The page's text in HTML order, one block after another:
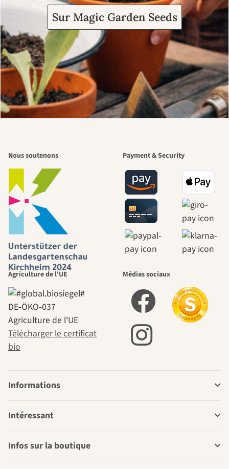
Sur Magic Garden Seeds
Nous soutenons Payment & Security
Agriculture de l'UE
DE‑ÖKO‑037
Agriculture de l'UE
Télécharger le certificat
bio
Médias sociaux
Informations
Intéressant
Infos sur la boutique